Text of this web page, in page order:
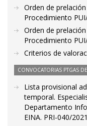
Orden de
Procedimiento
Orden de
Procedimiento
Criterios de
CONVOCATORIAS PTGAS
Lista provisional
temporal.
Departamento
EINA. PRI-040/2021